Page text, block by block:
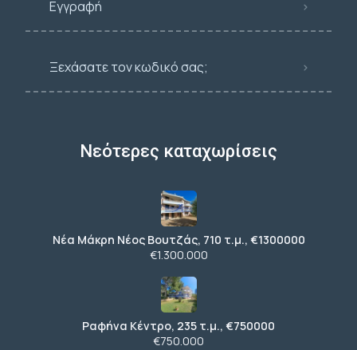
Εγγραφή
Ξεχάσατε τον κωδικό σας;
Νεότερες καταχωρίσεις
Νέα Μάκρη Νέος Βουτζάς, 710 τ.μ., €1300000
€1.300.000
Ραφήνα Κέντρο, 235 τ.μ., €750000
€750.000